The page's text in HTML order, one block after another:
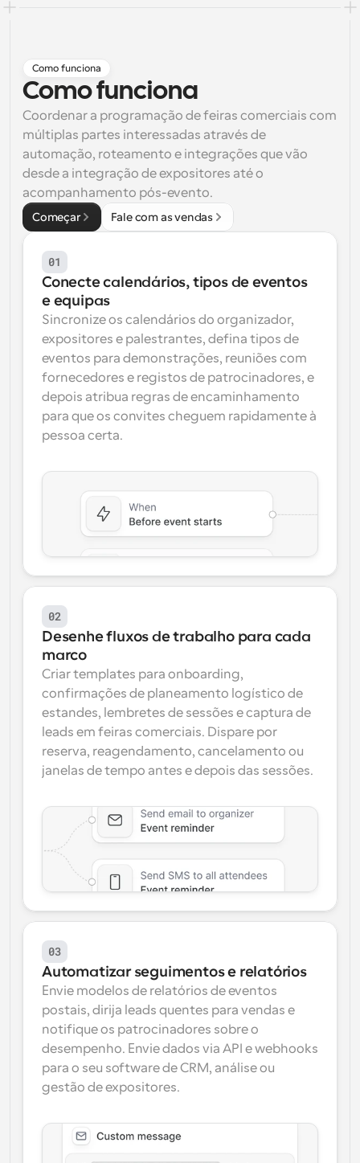
Agendamento potenciado com chamadas
impulsionadas por IA
Blogue
Mantenha-se atualizado com as últimas notícias e
atualizações
Reuniões Instantâneas
Reunião com clientes em minutos
Links de Grupo Dinâmico
Agende reuniões de forma fluida com várias pessoas
Webhooks
Receba notificações quando algo acontecer
Como funciona
Como funciona
Coordenar a programação de feiras comerciais com
múltiplas partes interessadas através de
automação, roteamento e integrações que vão
desde a integração de expositores até o
acompanhamento pós-evento.
Começar Fale com as vendas
01
Conecte calendários, tipos de eventos
e equipas
Sincronize os calendários do organizador,
expositores e palestrantes, defina tipos de
eventos para demonstrações, reuniões com
fornecedores e registos de patrocinadores, e
depois atribua regras de encaminhamento
para que os convites cheguem rapidamente à
pessoa certa.
02
Desenhe fluxos de trabalho para cada
marco
Criar templates para onboarding,
confirmações de planeamento logístico de
estandes, lembretes de sessões e captura de
leads em feiras comerciais. Dispare por
reserva, reagendamento, cancelamento ou
janelas de tempo antes e depois das sessões.
03
Automatizar seguimentos e relatórios
Envie modelos de relatórios de eventos
postais, dirija leads quentes para vendas e
notifique os patrocinadores sobre o
desempenho. Envie dados via API e webhooks
para o seu software de CRM, análise ou
gestão de expositores.